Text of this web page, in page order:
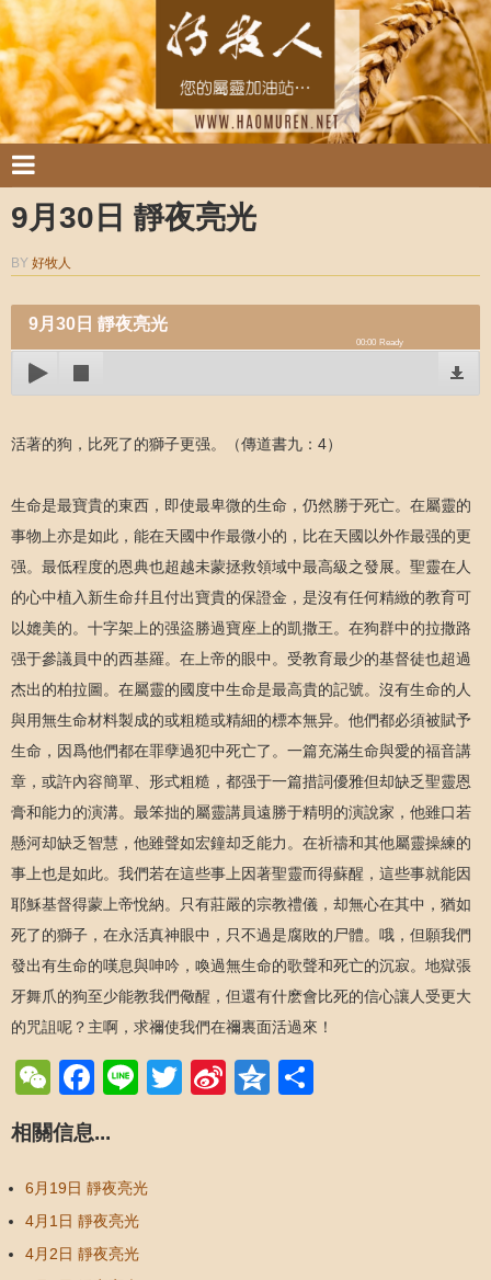
9月30日 靜夜亮光
BY 好牧人
9月30日 靜夜亮光
00:00 Ready
活著的狗，比死了的獅子更强。（傳道書九：4）
生命是最寶貴的東西，即使最卑微的生命，仍然勝于死亡。在屬靈的
事物上亦是如此，能在天國中作最微小的，比在天國以外作最强的更
强。最低程度的恩典也超越未蒙拯救領域中最高級之發展。聖靈在人
的心中植入新生命幷且付出寶貴的保證金，是沒有任何精緻的教育可
以媲美的。十字架上的强盜勝過寶座上的凱撒王。在狗群中的拉撒路
强于參議員中的西基羅。在上帝的眼中。受教育最少的基督徒也超過
杰出的柏拉圖。在屬靈的國度中生命是最高貴的記號。沒有生命的人
與用無生命材料製成的或粗糙或精細的標本無异。他們都必須被賦予
生命，因爲他們都在罪孽過犯中死亡了。一篇充滿生命與愛的福音講
章，或許內容簡單、形式粗糙，都强于一篇措詞優雅但却缺乏聖靈恩
膏和能力的演溝。最笨拙的屬靈講員遠勝于精明的演說家，他雖口若
懸河却缺乏智慧，他雖聲如宏鐘却乏能力。在祈禱和其他屬靈操練的
事上也是如此。我們若在這些事上因著聖靈而得蘇醒，這些事就能因
耶穌基督得蒙上帝悅納。只有莊嚴的宗教禮儀，却無心在其中，猶如
死了的獅子，在永活真神眼中，只不過是腐敗的尸體。哦，但願我們
發出有生命的嘆息與呻吟，喚過無生命的歌聲和死亡的沉寂。地獄張
牙舞爪的狗至少能教我們儆醒，但還有什麽會比死的信心讓人受更大
的咒詛呢？主啊，求禰使我們在禰裏面活過來！
WeChat
Facebook
LineTwitter
SinaQzone
相關信息...
6月19日 靜夜亮光
4月1日 靜夜亮光
4月2日 靜夜亮光